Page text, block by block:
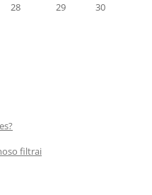
28 29
30
filtrai